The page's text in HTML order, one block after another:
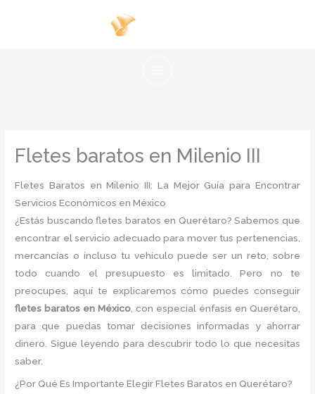
Fletes baratos en Milenio III
Fletes Baratos en Milenio III: La Mejor Guía para Encontrar
Servicios Económicos en México
¿Estás buscando fletes baratos en Querétaro? Sabemos que
encontrar el servicio adecuado para mover tus pertenencias,
mercancías o incluso tu vehículo puede ser un reto, sobre
todo cuando el presupuesto es limitado. Pero no te
preocupes, aquí te explicaremos cómo puedes conseguir
fletes baratos en México , con especial énfasis en Querétaro,
para que puedas tomar decisiones informadas y ahorrar
dinero. Sigue leyendo para descubrir todo lo que necesitas
saber.
¿Por Qué Es Importante Elegir Fletes Baratos en Querétaro?